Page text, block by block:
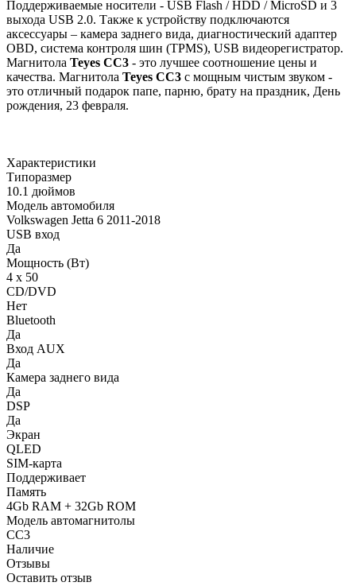
Поддерживаемые носители - USB Flash / HDD / MicroSD и 3
выхода USB 2.0. Также к устройству подключаются
аксессуары – камера заднего вида, диагностический адаптер
OBD, система контроля шин (TPMS), USB видеорегистратор.
Магнитола Teyes СС3 - это лучшее соотношение цены и
качества. Магнитола Teyes CC3 с мощным чистым звуком -
это отличный подарок папе, парню, брату на праздник, День
рождения, 23 февраля.
Характеристики
Типоразмер
10.1 дюймов
Модель автомобиля
Volkswagen Jetta 6 2011-2018
USB вход
Да
Мощность (Вт)
4 х 50
CD/DVD
Нет
Bluetooth
Да
Вход AUX
Да
Камера заднего вида
Да
DSP
Да
Экран
QLED
SIM-карта
Поддерживает
Память
4Gb RAM + 32Gb ROM
Модель автомагнитолы
CC3
Наличие
Отзывы
Оставить отзыв